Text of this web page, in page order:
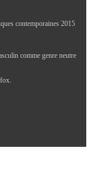
contemporaines 2015
comme genre neutre